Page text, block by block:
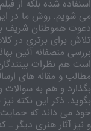
استفاده شده بلکه از
می شویم. روش ما در
دعوت هموطنان شریف
تلاش برای برتری در
بررسی منصفانه آئین
است هم نظرات
مطالب و مقاله های
بگذارد و هم به
بگوید. ذکر این نکته
خود می داند که حمایت
و نیز آثار هنری